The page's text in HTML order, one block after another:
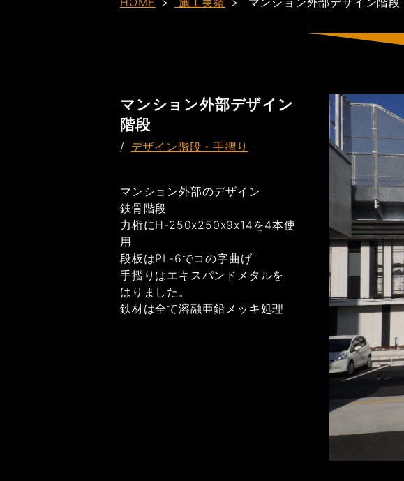
マンション外部デザイン
階段
/ デザイン階段・手摺り
マンション外部のデザイン
鉄骨階段
力桁にH-250x250x9x14を4本使
用
段板はPL-6でコの字曲げ
手摺りはエキスパンドメタルを
はりました。
鉄材は全て溶融亜鉛メッキ処理